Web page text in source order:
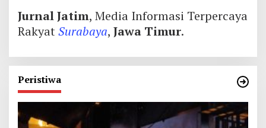
Jurnal Jatim, Media Informasi Terpercaya
RakyatSurabaya, Jawa Timur.
Peristiwa